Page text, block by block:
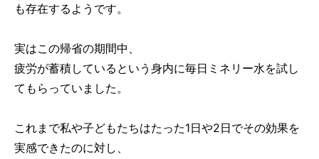
も存在するようです。
実はこの帰省の期間中、
疲労が蓄積しているという身内に毎日ミネリー水を試し
てもらっていました。
これまで私や子どもたちはたった1日や2日でその効果を
実感できたのに対し、